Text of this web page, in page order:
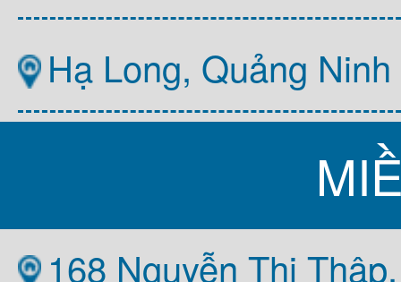
Hạ Long, Quảng Ninh
168 Nguyễn Thị